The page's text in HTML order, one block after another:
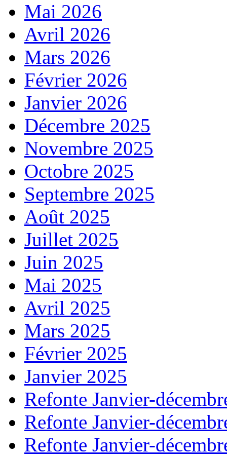
Mai 2026
Avril 2026
Mars 2026
Février 2026
Janvier 2026
Décembre 2025
Novembre 2025
Octobre 2025
Septembre 2025
Août 2025
Juillet 2025
Juin 2025
Mai 2025
Avril 2025
Mars 2025
Février 2025
Janvier 2025
Refonte Janvier-
Refonte Janvier-
Refonte Janvier-